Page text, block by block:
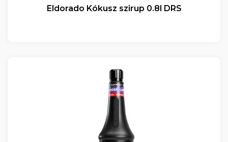
Eldorado Kókusz szirup 0.8l DRS